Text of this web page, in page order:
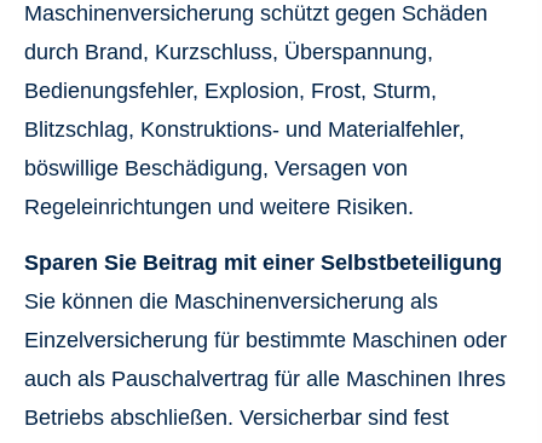
Maschinenversicherung schützt gegen Schäden
durch Brand, Kurzschluss, Überspannung,
Bedienungsfehler, Explosion, Frost, Sturm,
Blitzschlag, Konstruktions- und Materialfehler,
böswillige Beschädigung, Versagen von
Regeleinrichtungen und weitere Risiken.
Sparen Sie Beitrag mit einer Selbstbeteiligung
Sie können die Maschinenversicherung als
Einzelversicherung für bestimmte Maschinen oder
auch als Pauschalvertrag für alle Maschinen Ihres
Betriebs abschließen. Versicherbar sind fest